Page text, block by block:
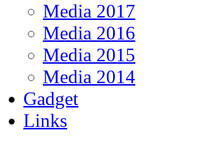
Media 2017
Media 2016
Media 2015
Media 2014
Gadget
Links